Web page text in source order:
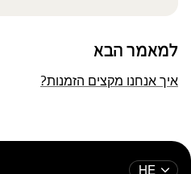
למאמר הבא
איך אנחנו מקצים הזמנות?
HE